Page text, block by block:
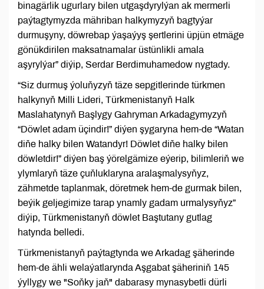
binagärlik ugurlary bilen utgaşdyrylýan ak mermerli
paýtagtymyzda mähriban halkymyzyň bagtyýar
durmuşyny, döwrebap ýaşaýyş şertlerini üpjün etmäge
gönükdirilen maksatnamalar üstünlikli amala
aşyrylýar” diýip, Serdar Berdimuhamedow nygtady.
“Siz durmuş ýoluňyzyň täze sepgitlerinde türkmen
halkynyň Milli Lideri, Türkmenistanyň Halk
Maslahatynyň Başlygy Gahryman Arkadagymyzyň
“Döwlet adam üçindir!” diýen şygaryna hem-de “Watan
diňe halky bilen Watandyr! Döwlet diňe halky bilen
döwletdir!” diýen baş ýörelgämize eýerip, bilimleriň we
ylymlaryň täze çuňluklaryna aralaşmalysyňyz,
zähmetde taplanmak, döretmek hem-de gurmak bilen,
beýik geljegimize tarap ynamly gadam urmalysyňyz”
diýip, Türkmenistanyň döwlet Baştutany gutlag
hatynda belledi.
Türkmenistanyň paýtagtynda we Arkadag şäherinde
hem-de ähli welaýatlarynda Aşgabat şäheriniň 145
ýyllygy we "Soňky jaň" dabarasy mynasybetli dürli